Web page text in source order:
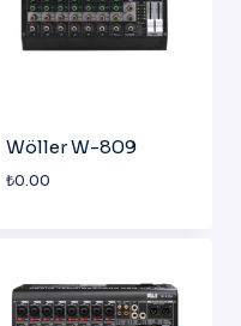
Wöller W-809
₺0.00